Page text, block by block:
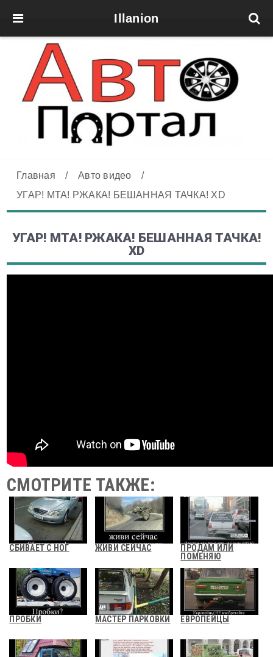
Illanion
Главная / Авто видео
/
УГАР! МТА! РЖАКА! БЕШАННАЯ ТАЧКА! ХD
УГАР! МТА! РЖАКА! БЕШАННАЯ ТАЧКА!
ХD
СМОТРИТЕ ТАКЖЕ:
СБИВАЕТ С НОГ ЖИВИ СЕЙЧАС
ПРОДАМ ИЛИ
ПОМЕНЯЮ
ПРОБКИ МАСТЕР ПАРКОВКИ ЕВРОПЕЙЦЫ